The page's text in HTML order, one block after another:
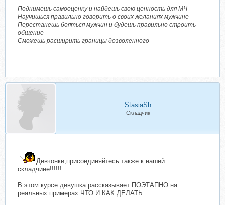
Поднимешь самооценку и найдешь свою ценность для МЧ
Научишься правильно говорить о своих желаниях мужчине
Перестанешь бояться мужчин и будешь правильно строить
общение
Сможешь расширить границы дозволенного
StasiaSh
Складчик
Девчонки,присоединяйтесь также к нашей
складчине!!!!!!
В этом курсе девушка рассказывает ПОЭТАПНО на
реальных примерах ЧТО И КАК ДЕЛАТЬ: